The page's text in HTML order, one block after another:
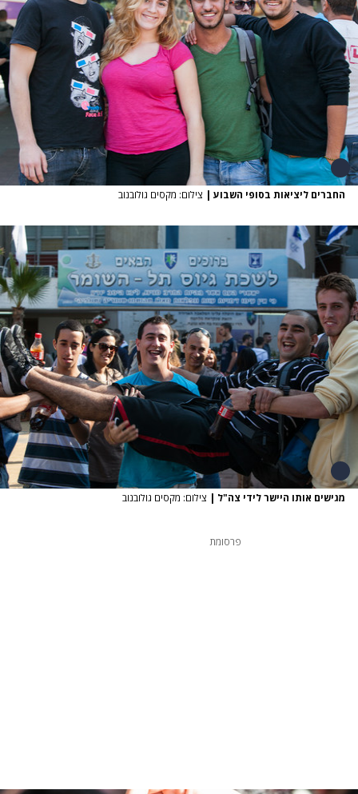
החברים ליציאות בסופי השבוע | צילום: מקסים גולובנוב
מגישים אותו היישר לידי צה"ל | צילום: מקסים גולובנוב
פרסומת